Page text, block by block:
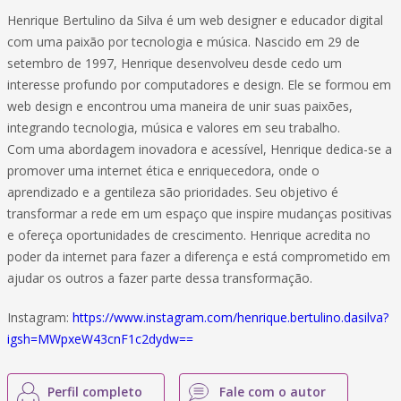
Henrique Bertulino da Silva é um web designer e educador digital
com uma paixão por tecnologia e música. Nascido em 29 de
setembro de 1997, Henrique desenvolveu desde cedo um
interesse profundo por computadores e design. Ele se formou em
web design e encontrou uma maneira de unir suas paixões,
integrando tecnologia, música e valores em seu trabalho.
Com uma abordagem inovadora e acessível, Henrique dedica-se a
promover uma internet ética e enriquecedora, onde o
aprendizado e a gentileza são prioridades. Seu objetivo é
transformar a rede em um espaço que inspire mudanças positivas
e ofereça oportunidades de crescimento. Henrique acredita no
poder da internet para fazer a diferença e está comprometido em
ajudar os outros a fazer parte dessa transformação.
Instagram: https://www.instagram.com/henrique.bertulino.dasilva?
igsh=MWpxeW43cnF1c2dydw==
Perfil completo Fale com o autor